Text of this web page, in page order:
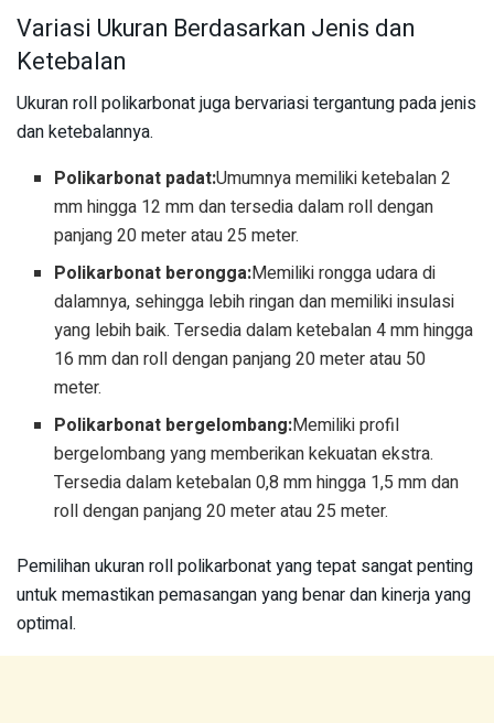
Variasi Ukuran Berdasarkan Jenis dan
Ketebalan
Ukuran roll polikarbonat juga bervariasi tergantung pada jenis
dan ketebalannya.
Polikarbonat padat:Umumnya memiliki ketebalan 2
mm hingga 12 mm dan tersedia dalam roll dengan
panjang 20 meter atau 25 meter.
Polikarbonat berongga:Memiliki rongga udara di
dalamnya, sehingga lebih ringan dan memiliki insulasi
yang lebih baik. Tersedia dalam ketebalan 4 mm hingga
16 mm dan roll dengan panjang 20 meter atau 50
meter.
Polikarbonat bergelombang:Memiliki profil
bergelombang yang memberikan kekuatan ekstra.
Tersedia dalam ketebalan 0,8 mm hingga 1,5 mm dan
roll dengan panjang 20 meter atau 25 meter.
Pemilihan ukuran roll polikarbonat yang tepat sangat penting
untuk memastikan pemasangan yang benar dan kinerja yang
optimal.